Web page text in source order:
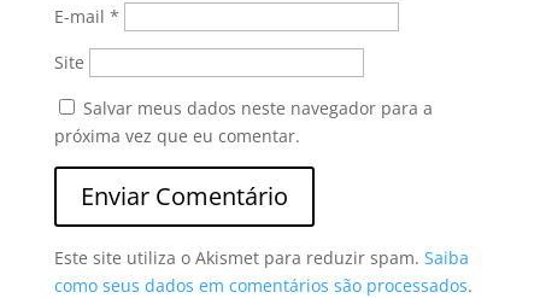
E-mail *
Site
Salvar meus dados neste navegador para a
próxima vez que eu comentar.
Este site utiliza o Akismet para reduzir spam. Saiba
como seus dados em comentários são processados.